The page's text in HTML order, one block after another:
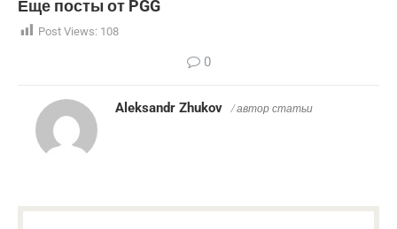
Еще посты от PGG
Post Views: 108
0
Aleksandr Zhukov / автор статьи